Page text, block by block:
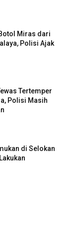
Miras dari
Polisi Ajak
Tertemper
Polisi Masih
di Selokan